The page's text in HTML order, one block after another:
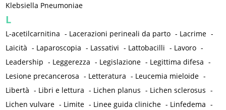
Klebsiella Pneumoniae
L
L-acetilcarnitina - Lacerazioni perineali da parto - Lacrime -
Laicità - Laparoscopia - Lassativi - Lattobacilli - Lavoro -
Leadership - Leggerezza - Legislazione - Legittima difesa -
Lesione precancerosa - Letteratura - Leucemia mieloide -
Libertà - Libri e lettura - Lichen planus - Lichen sclerosus -
Lichen vulvare - Limite - Linee guida cliniche - Linfedema -